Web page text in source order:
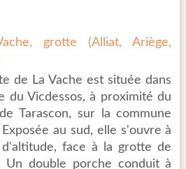
grotte (Alliat, Ariège,
de La Vache est située dans
du Vicdessos, à proximité du
Tarascon, sur la commune
au sud, elle s'ouvre à
face à la grotte de
Un double porche conduit à